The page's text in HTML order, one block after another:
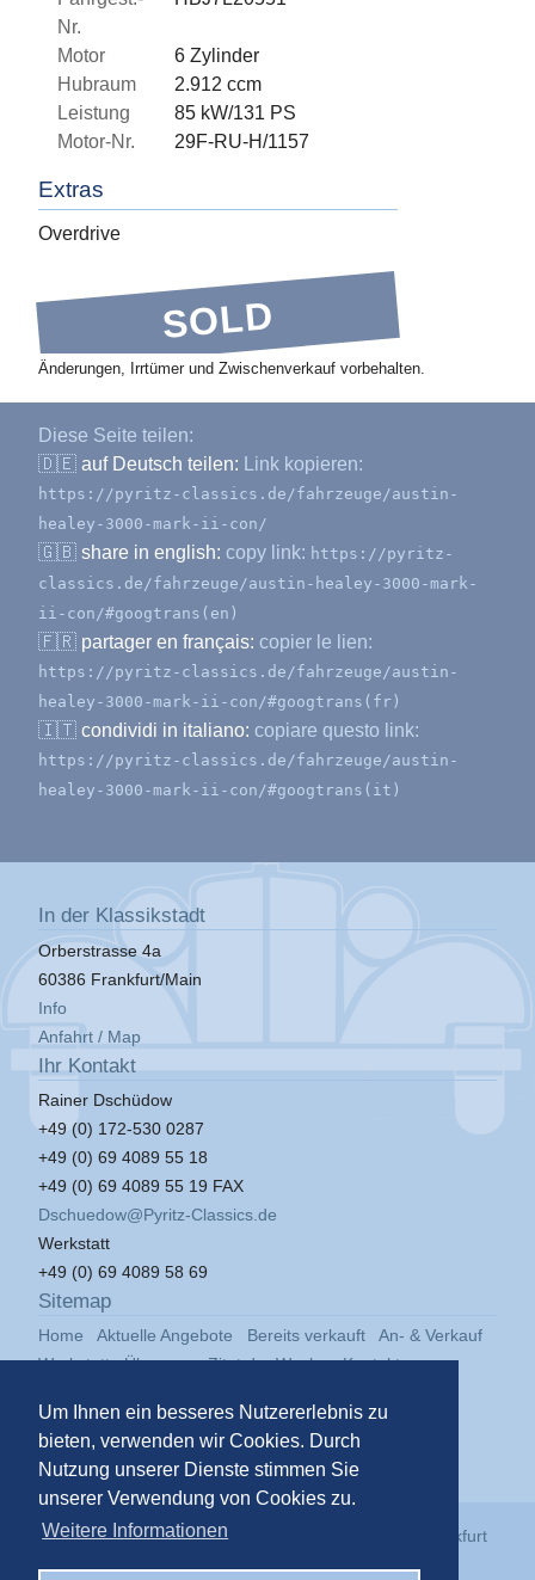
Um Ihnen ein besseres Nutzererlebnis zu
bieten, verwenden wir Cookies. Durch
Nutzung unserer Dienste stimmen Sie
unserer Verwendung von Cookies zu.
Weitere Informationen
Nr.
Motor
6 Zylinder
Hubraum
2.912 ccm
Leistung
85 kW/131 PS
Motor-Nr.
29F-RU-H/1157
Extras
Overdrive
SOLD
Änderungen, Irrtümer und Zwischenverkauf vorbehalten.
Diese Seite teilen:
🇩🇪 auf Deutsch teilen: Link kopieren:
https://pyritz-classics.de/fahrzeuge/austin-
healey-3000-mark-ii-con/
🇬🇧 share in english: copy link: https://pyritz-
classics.de/fahrzeuge/austin-healey-3000-mark-
ii-con/#googtrans(en)
🇫🇷 partager en français: copier le lien:
https://pyritz-classics.de/fahrzeuge/austin-
healey-3000-mark-ii-con/#googtrans(fr)
🇮🇹 condividi in italiano: copiare questo link:
https://pyritz-classics.de/fahrzeuge/austin-
healey-3000-mark-ii-con/#googtrans(it)
In der Klassikstadt
Orberstrasse 4a
60386 Frankfurt/Main
Info
Anfahrt / Map
Ihr Kontakt
Rainer Dschüdow
+49 (0) 172-530 0287
+49 (0) 69 4089 55 18
+49 (0) 69 4089 55 19 FAX
Dschuedow@Pyritz-Classics.de
Werkstatt
+49 (0) 69 4089 58 69
Sitemap
Home Aktuelle Angebote Bereits verkauft
An- & Verkauf
Werkstatt
Über uns Zitat der Woche
Kontakt
© 2026Pyritz Classics GmbH Klassikstadt Frankfurt